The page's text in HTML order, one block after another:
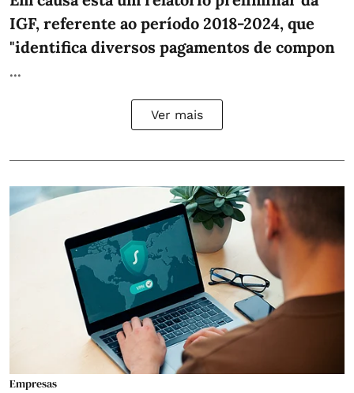
IGF, referente ao período 2018-2024, que
"identifica diversos pagamentos de compon
...
Ver mais
Empresas